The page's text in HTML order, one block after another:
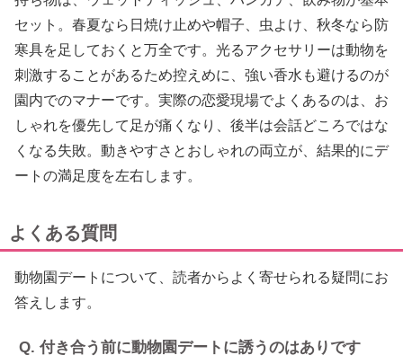
セット。春夏なら日焼け止めや帽子、虫よけ、秋冬なら防
寒具を足しておくと万全です。光るアクセサリーは動物を
刺激することがあるため控えめに、強い香水も避けるのが
園内でのマナーです。実際の恋愛現場でよくあるのは、お
しゃれを優先して足が痛くなり、後半は会話どころではな
くなる失敗。動きやすさとおしゃれの両立が、結果的にデ
ートの満足度を左右します。
よくある質問
動物園デートについて、読者からよく寄せられる疑問にお
答えします。
Q. 付き合う前に動物園デートに誘うのはありです